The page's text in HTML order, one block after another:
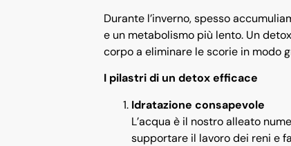
Durante l’inverno, spesso
e un metabolismo più lento. Un
corpo a eliminare le scorie in modo
I pilastri di un detox efficace
Idratazione consapevole
L’acqua è il nostro alleato
supportare il lavoro dei reni e